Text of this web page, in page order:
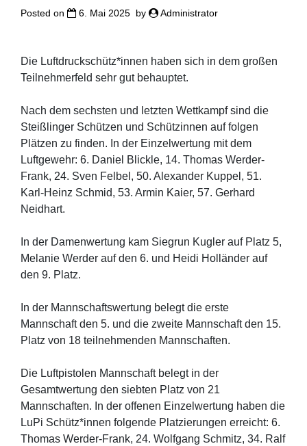
Posted on 6. Mai 2025 by Administrator
Die Luftdruckschütz*innen haben sich in dem großen
Teilnehmerfeld sehr gut behauptet.
Nach dem sechsten und letzten Wettkampf sind die
Steißlinger Schützen und Schützinnen auf folgen
Plätzen zu finden. In der Einzelwertung mit dem
Luftgewehr: 6. Daniel Blickle, 14. Thomas Werder-
Frank, 24. Sven Felbel, 50. Alexander Kuppel, 51.
Karl-Heinz Schmid, 53. Armin Kaier, 57. Gerhard
Neidhart.
In der Damenwertung kam Siegrun Kugler auf Platz 5,
Melanie Werder auf den 6. und Heidi Holländer auf
den 9. Platz.
In der Mannschaftswertung belegt die erste
Mannschaft den 5. und die zweite Mannschaft den 15.
Platz von 18 teilnehmenden Mannschaften.
Die Luftpistolen Mannschaft belegt in der
Gesamtwertung den siebten Platz von 21
Mannschaften. In der offenen Einzelwertung haben die
LuPi Schütz*innen folgende Platzierungen erreicht: 6.
Thomas Werder-Frank, 24. Wolfgang Schmitz, 34. Ralf